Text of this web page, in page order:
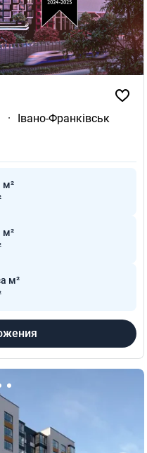
· Івано-Франківськ
м²
м²
м²